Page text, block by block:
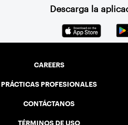
Descarga la
CAREERS
PRÁCTICAS PROFESIONALES
CONTÁCTANOS
TÉRMINOS DE USO